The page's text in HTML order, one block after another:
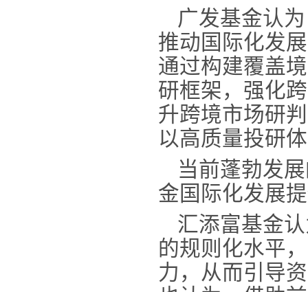
广发基金认
推动国际化发
通过构建覆盖
研框架，强化
升跨境市场研
以高质量投研
当前蓬勃发
金国际化发展
汇添富基金
的规则化水平
力，从而引导